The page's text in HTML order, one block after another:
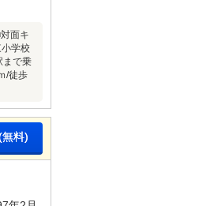
面キ
学校
まで乗
/徒歩
料)